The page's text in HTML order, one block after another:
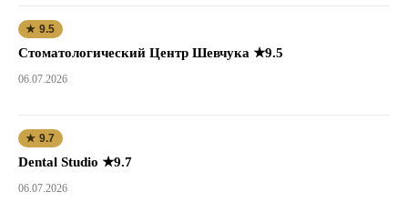
★ 9.5
Стоматологический Центр Шевчука ★9.5
06.07.2026
★ 9.7
Dental Studio ★9.7
06.07.2026